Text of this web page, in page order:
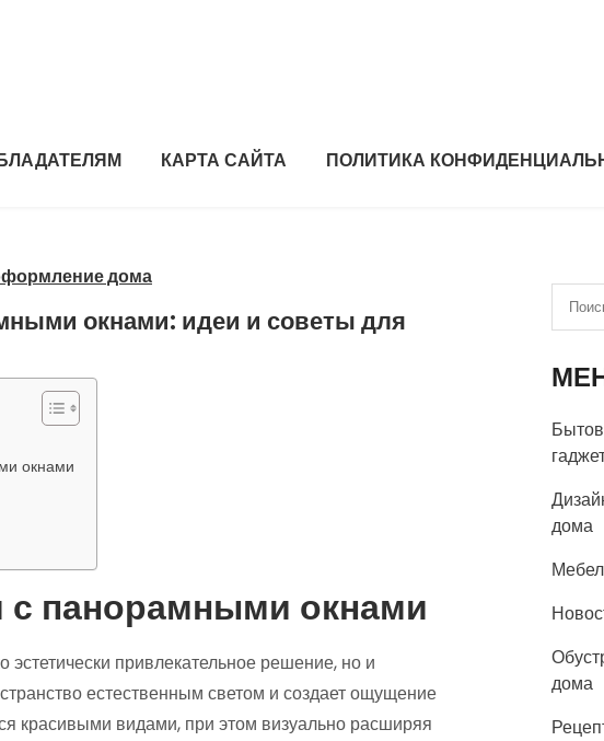
КАРТА САЙТА ПОЛИТИКА
дома
окнами: идеи и советы для
окнами
с панорамными окнами
привлекательное решение, но и
естественным светом и создает ощущение
красивыми видами, при этом визуально расширяя
дома
дома